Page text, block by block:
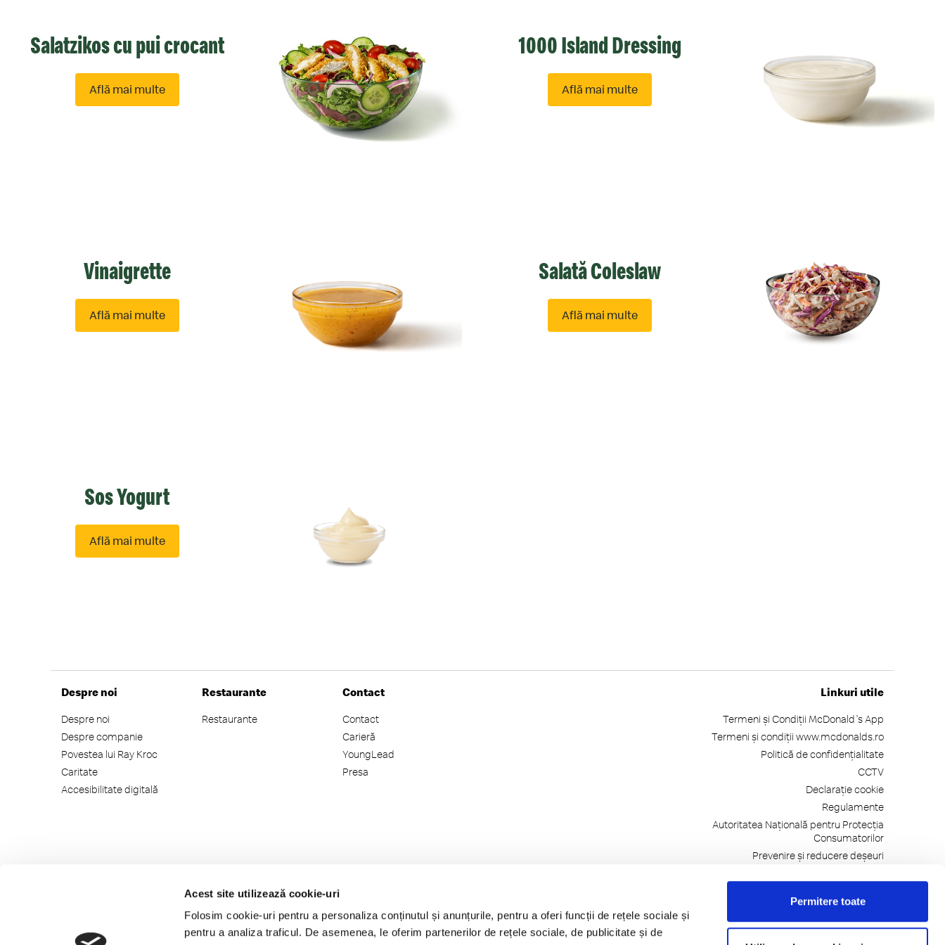
Acest site utilizează cookie-uri
Folosim cookie-uri pentru a personaliza conținutul și anunțurile, pentru a oferi funcții de rețele sociale și
pentru a analiza traficul. De asemenea, le oferim partenerilor de rețele sociale, de publicitate și de
Permitere toate
Salatzikos cu pui crocant
Află mai multedespre
Salatzikos
1000 Island Dressing
Află mai multedespre
1000
Vinaigrette
Află mai multedespre
Vinaigrette
Salată Coleslaw
Află mai multedespre
Salată
Sos Yogurt
Află mai multedespre
Sos
Despre noi
Despre noi
Despre companie
Povestea lui Ray Kroc
Caritate
Accesibilitate digitală
Restaurante
Restaurante
Contact
Contact
Carieră
YoungLead
Presa
Linkuri utile
Termeni și Condiții McDonald's App
Termeni și condiții www.mcdonalds.ro
Politică de confidențialitate
CCTV
Declarație cookie
Regulamente
Autoritatea Națională pentru Protecția
Consumatorilor
Prevenire și reducere deșeuri
Telefonul Consumatorilor: 021-9551